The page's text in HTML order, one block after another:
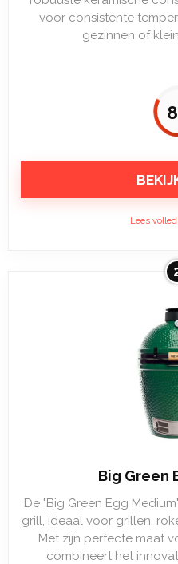
voor consistente
gezinnen of
Lees
Big Green
De "Big Green Egg
grill, ideaal voor grillen,
Met zijn perfecte maat
combineert het